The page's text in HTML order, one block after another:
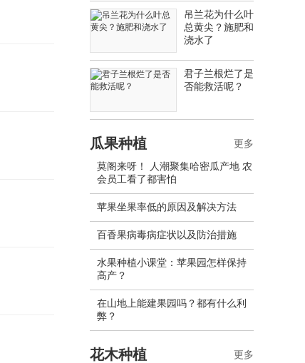
吊兰花为什么叶
总黄尖？施肥和
浇水了
君子兰根烂了是
否能救活呢？
瓜果种植
莫阁来呀！ 人潮聚集哈密瓜产地 农
会员工看了都害怕
苹果坐果率低的原因及解决方法
百香果病毒病症状以及防治措施
水果种植小课堂：苹果园怎样保持
高产？
在山地上能建果园吗？都有什么利
弊？
更多
花木种植 更多